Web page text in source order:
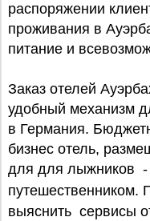
распоряжении
проживания в
питание и
Заказ отелей
удобный механизм
в Германия.
бизнес отель,
для для лыжников -
путешественником.
выяснить сервисы